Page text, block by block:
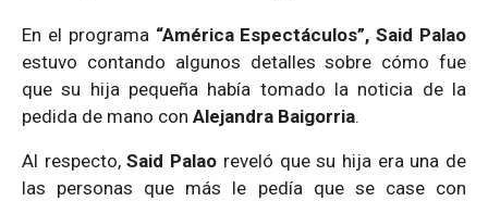
En el programa“América Espectáculos”, Said Palao
estuvo contando algunos detalles sobre cómo fue
que su hija pequeña había tomado la noticia de la
pedida de mano con Alejandra Baigorria.
Al respecto,Said Palao reveló que su hija era una de
las personas que más le pedía que se case con